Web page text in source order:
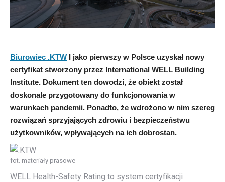
Biurowiec .KTW I jako pierwszy w Polsce uzyskał nowy
certyfikat stworzony przez International WELL Building
Institute. Dokument ten dowodzi, że obiekt został
doskonale przygotowany do funkcjonowania w
warunkach pandemii. Ponadto, że wdrożono w nim szereg
rozwiązań sprzyjających zdrowiu i bezpieczeństwu
użytkowników, wpływających na ich dobrostan.
fot. materiały prasowe
WELL Health-Safety Rating to system certyfikacji